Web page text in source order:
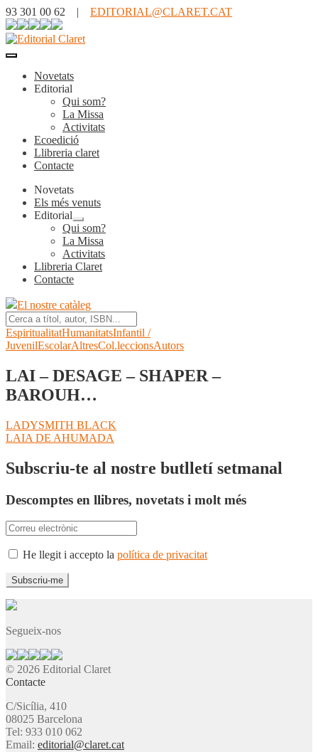
93 301 00 62 | EDITORIAL@CLARET.CAT
Novetats
Editorial
Qui som?
La Missa
Activitats
Ecoedició
Llibreria claret
Contacte
Novetats
Els més venuts
Editorial
Expandeix
el
menú
secundari
Qui som?
La Missa
Activitats
Llibreria Claret
Contacte
El nostre catàleg
EspiritualitatHumanitatsInfantil /
JuvenilEscolarAltresCol.leccionsAutors
LAI – DESAGE – SHAPER –
BAROUH…
Navegació
d'entrades
Entrada
anterior:
LADYSMITH BLACK
Pròxima
LAIA DE AHUMADA
Subscriu-te al nostre butlletí setmanal
Descomptes en llibres, novetats i molt més
He llegit i accepto la política de privacitat
Segueix-nos
© 2026 Editorial Claret
Contacte
C/Sicília, 410
08025 Barcelona
Tel: 933 010 062
Email: editorial@claret.cat